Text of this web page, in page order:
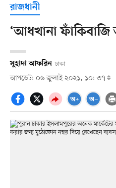
রাজধানী
‘আধখানা ফাঁকিবাজি
সুহাদা আফরিন ঢাকা
আপডেট: ০৬ জুলাই ২০২১, ১০: ৩৭